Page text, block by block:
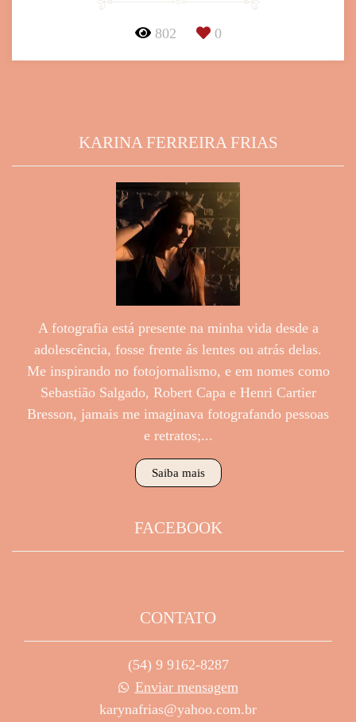
802 0
KARINA FERREIRA FRIAS
A fotografia está presente na minha vida desde a
adolescência, fosse frente ás lentes ou atrás delas.
Me inspirando no fotojornalismo, e em nomes como
Sebastião Salgado, Robert Capa e Henri Cartier
Bresson, jamais me imaginava fotografando pessoas
e retratos;...
Saiba mais
FACEBOOK
CONTATO
(54) 9 9162-8287
Enviar mensagem
karynafrias@yahoo.com.br